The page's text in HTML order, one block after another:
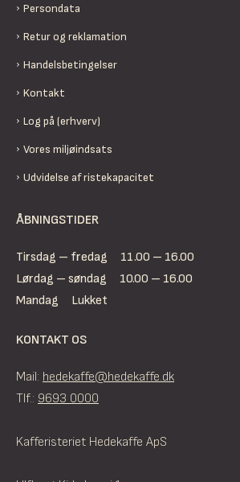
Persondata
Retur og reklamation
Handelsbetingelser
Kontakt
Log på (erhverv)
Vores miljøindsats
Udvidelse af ristekapacitet
ÅBNINGSTIDER
Tirsdag – fredag
11.00 – 16.00
Lørdag – søndag
10.00 – 16.00
Mandag
Lukket
KONTAKT OS
Mail: hedekaffe@hedekaffe.dk
Tlf.: 9693 0000
Kafferisteriet Hedekaffe ApS